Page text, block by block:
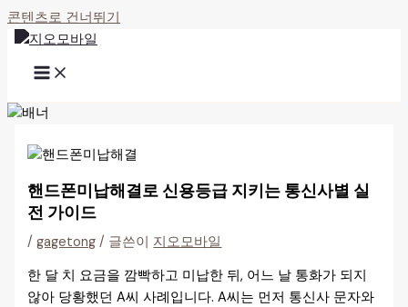
콘텐츠로 건너뛰기
핸드폰미납해결로 신용등급 지키는 통신사별 실
전 가이드
/gagetong / 글쓴이 지오모바일
한 달 치 요금을 깜빡하고 미납한 뒤, 어느 날 통화가 되지
않아 당황했던 A씨 사례입니다. A씨는 먼저 통신사 문자와